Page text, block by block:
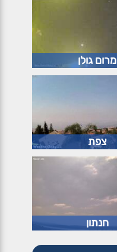
מרום גולן
צפת
חנתון